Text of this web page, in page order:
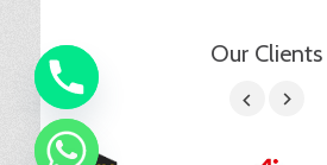
Our Clients